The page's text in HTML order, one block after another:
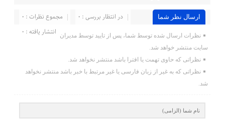
ارسال نظر شما مجموع نظرات : 0
در انتظار بررسی : 0
انتشار یافته : 0
نظرات ارسال شده توسط شما، پس از تایید توسط مدیران
سایت منتشر خواهد شد.
نظراتی که حاوی تهمت یا افترا باشد منتشر نخواهد شد.
نظراتی که به غیر از زبان فارسی یا غیر مرتبط با خبر باشد منتشر نخواهد
شد.